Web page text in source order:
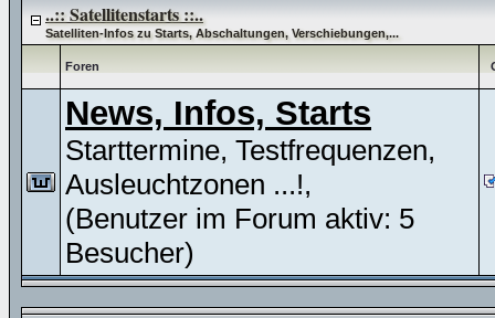
..:: Satellitenstarts ::..
Satelliten-Infos zu Starts, Abschaltungen, Verschiebungen,...
Foren
News, Infos, Starts
Starttermine, Testfrequenzen,
Ausleuchtzonen ...!,
(Benutzer im Forum aktiv: 5
Besucher)